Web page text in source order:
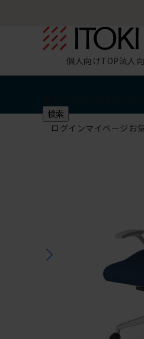
個人向けTOP法人
検索
ログインマイページ お